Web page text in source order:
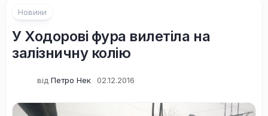
Новини
У Ходорові фура вилетіла на
залізничну колію
від Петро Нек 02.12.2016